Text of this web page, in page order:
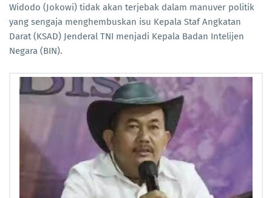
Widodo (Jokowi) tidak akan terjebak dalam manuver politik
yang sengaja menghembuskan isu Kepala Staf Angkatan
Darat (KSAD) Jenderal TNI menjadi Kepala Badan Intelijen
Negara (BIN).